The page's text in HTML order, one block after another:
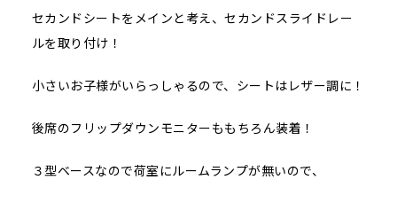
セカンドシートをメインと考え、セカンドスライドレー
ルを取り付け！
小さいお子様がいらっしゃるので、シートはレザー調に！
後席のフリップダウンモニターももちろん装着！
３型ベースなので荷室にルームランプが無いので、